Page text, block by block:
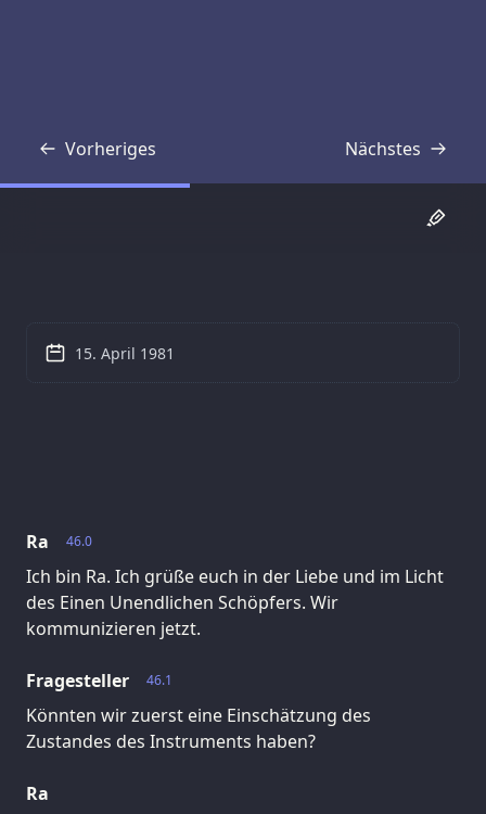
Vorheriges
Transkript Nächstes
Transkript
46.0
Ra
Ich bin Ra. Ich grüße euch in der Liebe und im Licht
des Einen Unendlichen Schöpfers. Wir
kommunizieren jetzt.
46.1
Fragesteller
Könnten wir zuerst eine Einschätzung des
Zustandes des Instruments haben?
Ra
15. April 1981